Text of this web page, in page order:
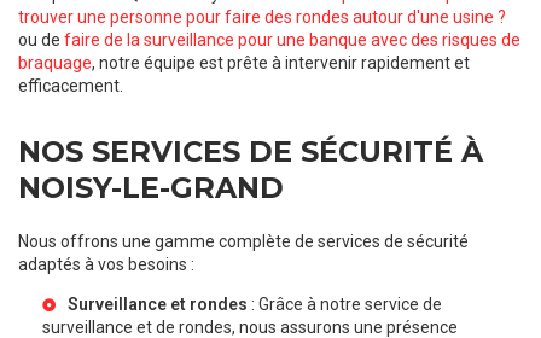
trouver une personne pour faire des rondes autour d'une usine ?
ou de faire de la surveillance pour une banque avec des risques de
braquage, notre équipe est prête à intervenir rapidement et
efficacement.
NOS SERVICES DE SÉCURITÉ À
NOISY-LE-GRAND
Nous offrons une gamme complète de services de sécurité
adaptés à vos besoins :
Surveillance et rondes : Grâce à notre service de
surveillance et de rondes, nous assurons une présence